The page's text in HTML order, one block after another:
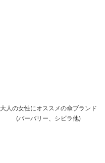
大人の女性にオススメの傘ブランド
(バーバリー、シビラ他)